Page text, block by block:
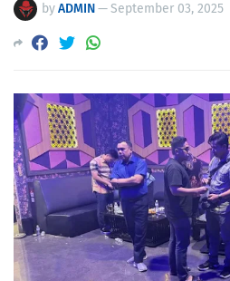
byADMIN—September 03, 2025